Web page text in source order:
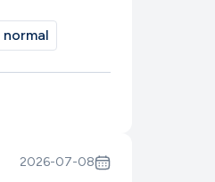
normal
2026-07-08